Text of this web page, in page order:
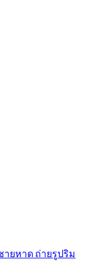
ายหาด ถ่ายรูปริม